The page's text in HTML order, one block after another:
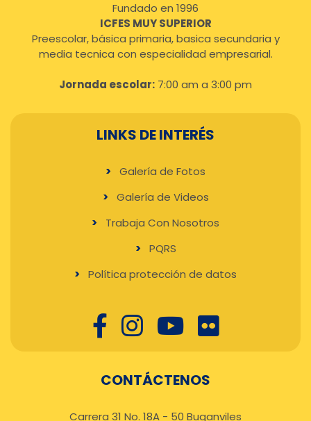
Fundado en 1996
ICFES MUY SUPERIOR
Preescolar, básica primaria, basica secundaria y
media tecnica con especialidad empresarial.
Jornada escolar: 7:00 am a 3:00 pm
LINKS DE INTERÉS
Galería de Fotos
Galería de Videos
Trabaja Con Nosotros
PQRS
Política protección de datos
CONTÁCTENOS
Carrera 31 No. 18A - 50 Buganviles